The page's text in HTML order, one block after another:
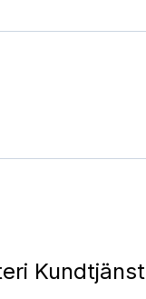
Kundtjänst